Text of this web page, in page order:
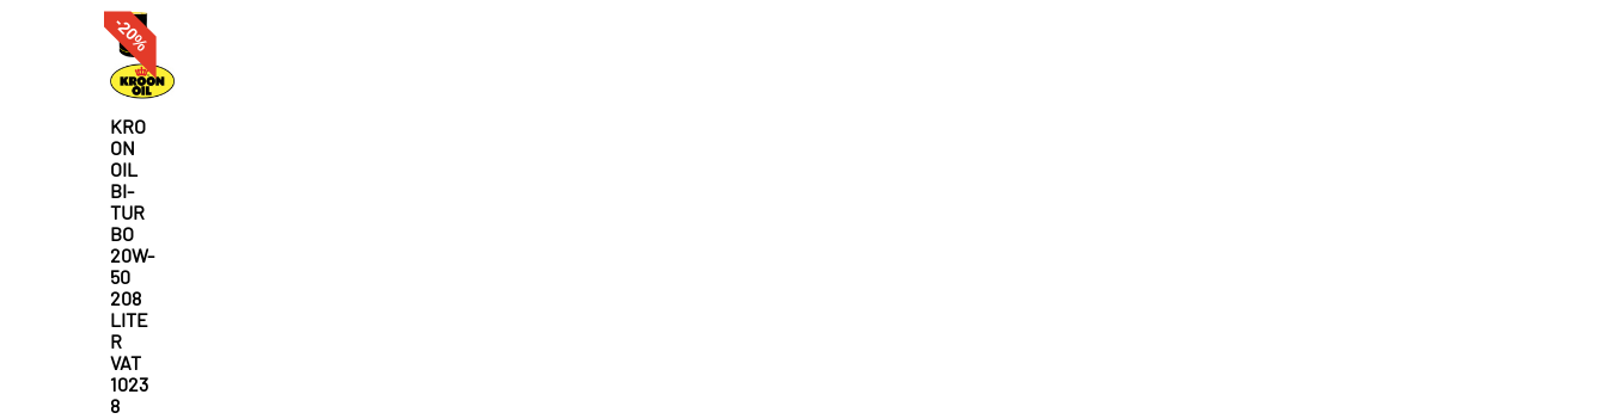
-20%
KRO
ON
OIL
BI-
TUR
BO
20W-
50
208
LITE
R
VAT
1023
8